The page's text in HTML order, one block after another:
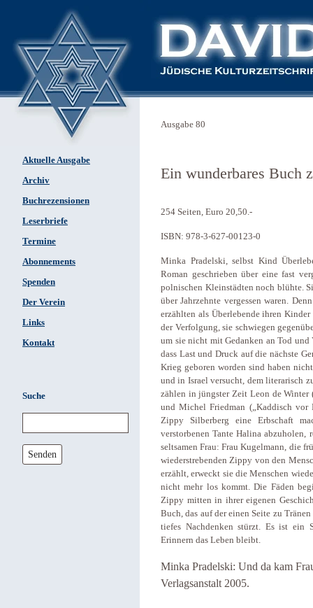
Aktuelle Ausgabe
Archiv
Buchrezensionen
Leserbriefe
Termine
Abonnements
Spenden
Der Verein
Links
Kontakt
Suche
Senden
Ausgabe 80
Ein wunderbares Buch
254 Seiten, Euro 20,50.-
ISBN: 978-3-627-00123-0
Minka Pradelski, selbst Kind
Roman geschrieben über eine fast
polnischen Kleinstädten noch blühte.
über Jahrzehnte vergessen waren.
erzählten als Überlebende ihren
der Verfolgung, sie schwiegen
um sie nicht mit Gedanken an Tod und
dass Last und Druck auf die nächste
Krieg geboren worden sind haben
und in Israel versucht, dem literarisch
zählen in jüngster Zeit Leon de
und Michel Friedman („Kaddisch vor
Zippy Silberberg eine Erbschaft
verstorbenen Tante Halina
seltsamen Frau: Frau Kugelmann, die
wiederstrebenden Zippy von den
erzählt, erweckt sie die Menschen
nicht mehr los kommt. Die Fäden
Zippy mitten in ihrer eigenen
Buch, das auf der einen Seite zu
tiefes Nachdenken stürzt. Es ist ein
Erinnern das Leben bleibt.
Minka Pradelski: Und da kam
Verlagsanstalt 2005.